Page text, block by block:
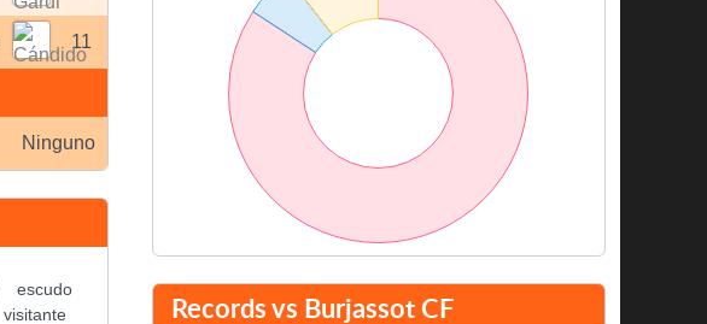
11
Ninguno
Records vs Burjassot CF